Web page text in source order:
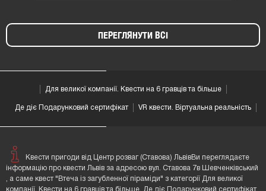
ПЕРЕГЛЯНУТИ ВСІ
Для великої компанії. Квести на 6 гравців та більше
Де діє Подарунковий сертифікат VR квести. Віртуальна реальність
Квести пригоди від Центр розваг (Ставова) ЛьвівВи переглядаєте
інформацію про квести Львів за адресою вул. Ставова 7в Шевченківський
, а саме квест "Втеча із загубленної піраміди" з категорії Для великої
компанії. Квести на 6 гравців та більше, Де діє Подарунковий сертифікат,